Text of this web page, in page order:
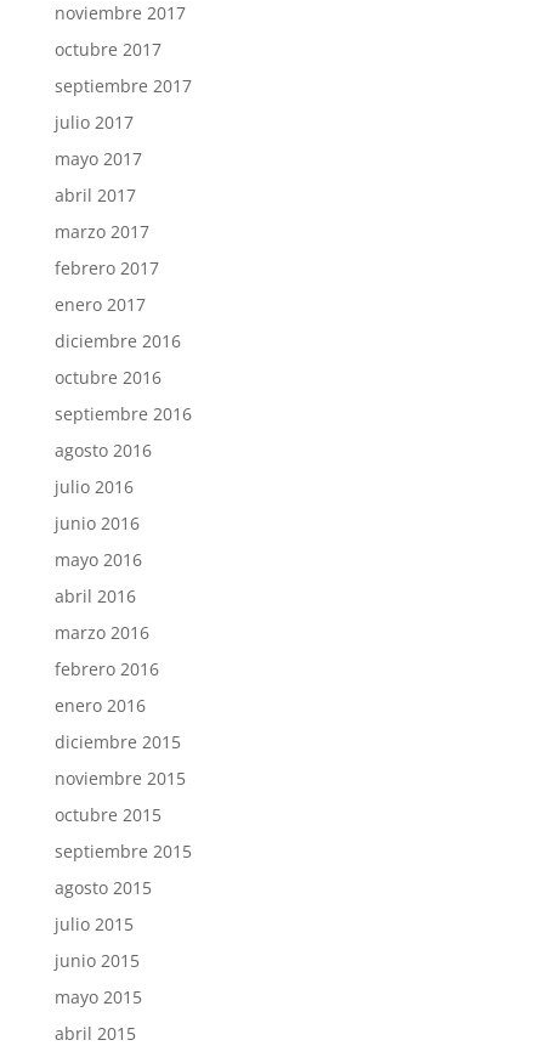
noviembre 2017
octubre 2017
septiembre 2017
julio 2017
mayo 2017
abril 2017
marzo 2017
febrero 2017
enero 2017
diciembre 2016
octubre 2016
septiembre 2016
agosto 2016
julio 2016
junio 2016
mayo 2016
abril 2016
marzo 2016
febrero 2016
enero 2016
diciembre 2015
noviembre 2015
octubre 2015
septiembre 2015
agosto 2015
julio 2015
junio 2015
mayo 2015
abril 2015